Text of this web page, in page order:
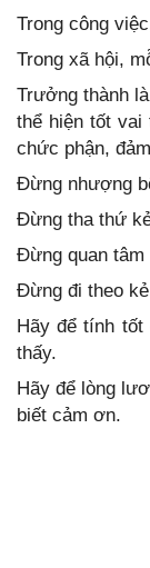
Trong công
Trong xã hội,
Trưởng thành
thể hiện tốt
chức phận,
Đừng nhượng
Đừng tha thứ
Đừng quan tâm
Đừng đi theo
Hãy để tính
thấy.
Hãy để lòng
biết cảm ơn.